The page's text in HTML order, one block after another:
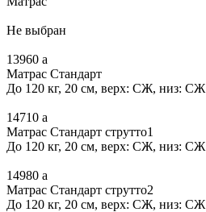
Не выбран
13960 a
Матрас Стандарт
До 120 кг, 20 см, верх: СЖ, низ: СЖ
14710 a
Матрас Стандарт струтто1
До 120 кг, 20 см, верх: СЖ, низ: СЖ
14980 a
Матрас Стандарт струтто2
До 120 кг, 20 см, верх: СЖ, низ: СЖ